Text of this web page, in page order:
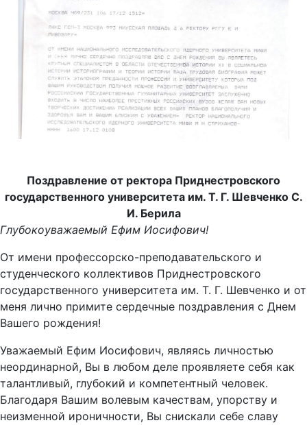
Поздравление от ректора Приднестровского
государственного университета им. Т. Г. Шевченко С.
И. Берила
Глубокоуважаемый Ефим Иосифович!
От имени профессорско-преподавательского и
студенческого коллективов Приднестровского
государственного университета им. Т. Г. Шевченко и от
меня лично примите сердечные поздравления с Днем
Вашего рождения!
Уважаемый Ефим Иосифович, являясь личностью
неординарной, Вы в любом деле проявляете себя как
талантливый, глубокий и компетентный человек.
Благодаря Вашим волевым качествам, упорству и
неизменной ироничности, Вы снискали себе славу